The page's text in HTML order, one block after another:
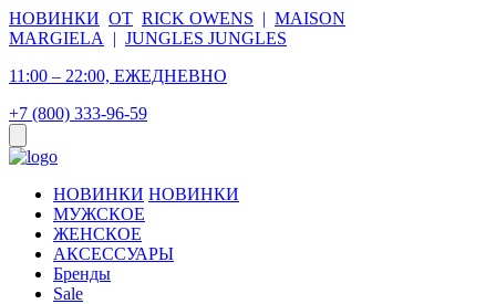
НОВИНКИ ОТ RICK OWENS | MAISON
MARGIELA
| JUNGLES JUNGLES
11:00 – 22:00, ЕЖЕДНЕВНО
+7 (800) 333-96-59
НОВИНКИ НОВИНКИ
МУЖСКОЕ
ЖЕНСКОЕ
АКСЕССУАРЫ
Бренды
Sale